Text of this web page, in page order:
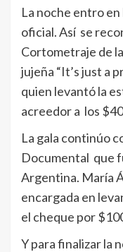
La noche entro
oficial. Así se
Cortometraje de
jujeña “It’s just a
quien levantó la
acreedor a los
La gala continúo
Documental que
Argentina. María
encargada en
el cheque por
Y para finalizar la